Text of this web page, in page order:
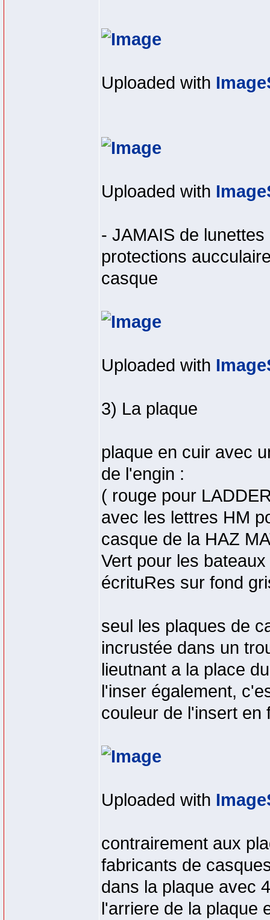
Uploaded with
Uploaded with
- JAMAIS de
protections
casque
Uploaded with
3) La plaque
plaque en cuir avec
de l'engin :
( rouge pour
avec les lettres HM
casque de la HAZ
Vert pour les
écrituRes sur fond
seul les plaques de
incrustée dans un
lieutnant a la place
l'inser également,
couleur de l'insert en
Uploaded with
contrairement aux
fabricants de
dans la plaque avec
l'arriere de la plaque